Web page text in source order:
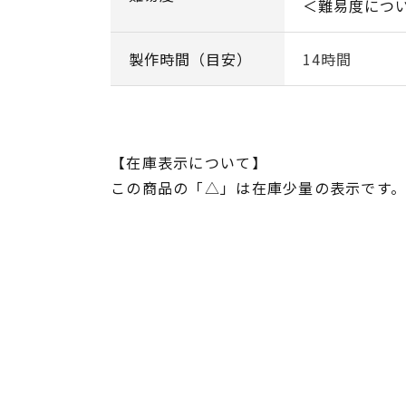
＜難易度につ
製作時間（目安） 14時間
【在庫表示について】
この商品の「△」は在庫少量の表示です。